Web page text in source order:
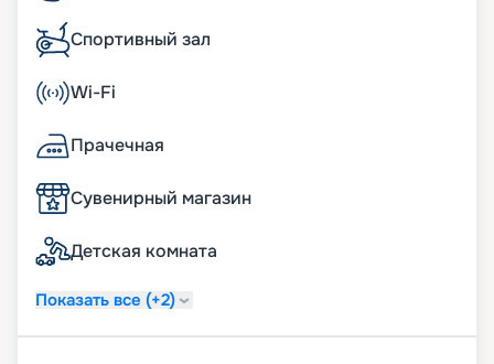
Спортивный зал
Wi-Fi
Прачечная
Сувенирный магазин
Детская комната
Показать все (+2)